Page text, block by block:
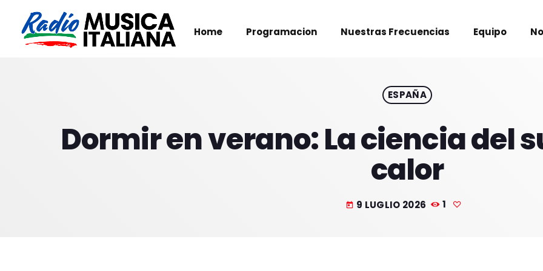
Home Programacion Nuestras Frecuencias Equipo
ESPAÑA
Dormir en verano: La ciencia del
calor
today 9 LUGLIO 2026 1